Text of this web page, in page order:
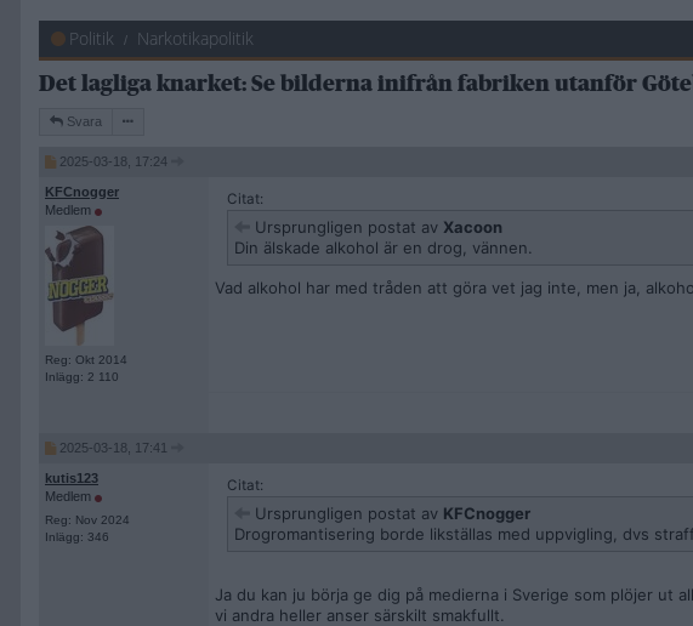
Politik Narkotikapolitik
Det lagliga knarket: Se bilderna inifrån fabriken utanför
Svara
2025-03-18, 17:24
KFCnogger
Medlem
Reg: Okt 2014
Inlägg: 2 110
Citat:
Ursprungligen postat av Xacoon
Din älskade alkohol är en drog, vännen.
Vad alkohol har med tråden att göra vet jag inte, men ja,
2025-03-18, 17:41
kutis123
Medlem
Reg: Nov 2024
Inlägg: 346
Citat:
Ursprungligen postat av KFCnogger
Drogromantisering borde likställas med uppvigling, dvs
Ja du kan ju börja ge dig på medierna i Sverige som plöjer ut
vi andra heller anser särskilt smakfullt.